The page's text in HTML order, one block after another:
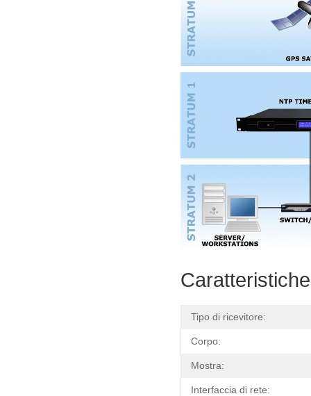
Tipo di ricevitore:
Corpo:
Mostra:
Interfaccia di rete: